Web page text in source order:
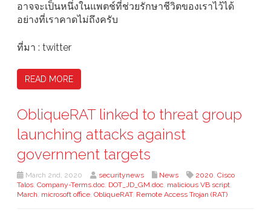
อาจจะเป็นหนึ่งในแพตช์ที่ช่วยรักษาชีวิตของเราไว้ได้
อย่างที่เราคาดไม่ถึงครับ
ที่มา : twitter
READ MORE
ObliqueRAT linked to threat group
launching attacks against
government targets
March 2nd, 2020 securitynews News 2020, Cisco
Talos, Company-Terms.doc, DOT_JD_GM.doc, malicious VB script,
March, microsoft office, ObliqueRAT, Remote Access Trojan (RAT)